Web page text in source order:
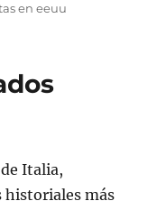
en eeuu
Italia,
historiales más